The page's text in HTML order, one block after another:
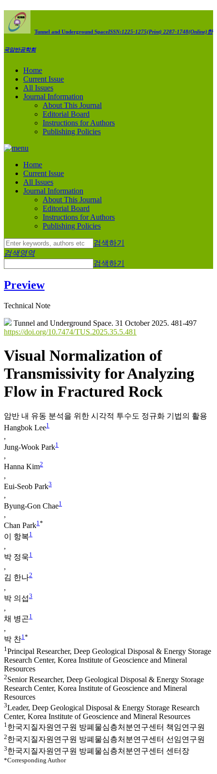
Tunnel and Underground SpaceISSN:1225-1275(Print) 2287-1748(Online) 한
국암반공학회
Home
Current Issue
All Issues
Journal Information
About This Journal
Editorial Board
Instructions for Authors
Publishing Policies
Home
Current Issue
All Issues
Journal Information
About This Journal
Editorial Board
Instructions for Authors
Publishing Policies
검색하기
검색영역
검색하기
Preview
Technical Note
Tunnel and Underground Space. 31 October 2025. 481-497
https://doi.org/10.7474/TUS.2025.35.5.481
Visual Normalization of
Transmissivity for Analyzing
Flow in Fractured Rock
암반 내 유동 분석을 위한 시각적 투수도 정규화 기법의 활용
Hangbok Lee1
,
Jung-Wook Park1
,
Hanna Kim2
,
Eui-Seob Park3
,
Byung-Gon Chae1
,
Chan Park1*
이 항복1
,
박 정욱1
,
김 한나2
,
박 의섭3
,
채 병곤1
,
박 찬1*
1 Principal Researcher, Deep Geological Disposal & Energy Storage
Research Center, Korea Institute of Geoscience and Mineral
Resources
2Senior Researcher, Deep Geological Disposal & Energy Storage
Research Center, Korea Institute of Geoscience and Mineral
Resources
3Leader, Deep Geological Disposal & Energy Storage Research
Center, Korea Institute of Geoscience and Mineral Resources
1한국지질자원연구원 방폐물심층처분연구센터 책임연구원
2한국지질자원연구원 방폐물심층처분연구센터 선임연구원
3한국지질자원연구원 방폐물심층처분연구센터 센터장
*Corresponding Author